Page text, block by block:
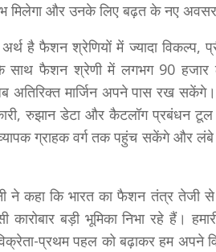
मिलेगा और उनके लिए बढ़त के नए
है फैशन श्रेणियों में ज्यादा विकल्प,
फैशन श्रेणी में लगभग 90 हजार
अतिरिक्त मार्जिन अपने पास रख
रुझान डेटा और कैटलॉग प्रबंधन
ग्राहक वर्ग तक पहुंच सकेंगे और लंबे
ने कहा कि भारत का फैशन तंत्र
बड़ी भूमिका निभा रहे हैं।
प्रथम पहल को बढ़ाकर हम